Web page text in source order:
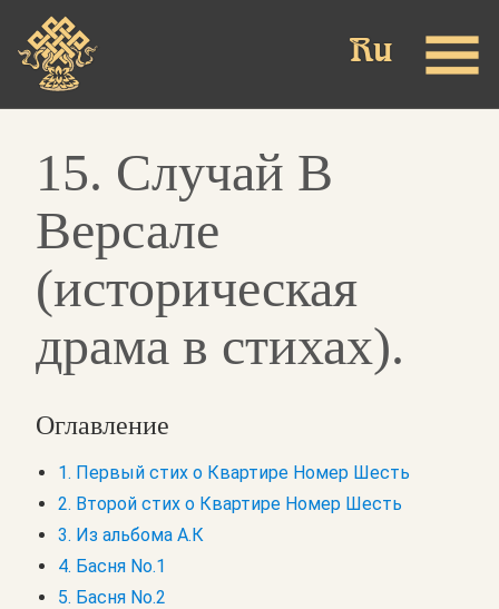
main
content
15. Случай В
Версале
(историческая
драма в стихах).
Оглавление
1. Первый стих о Квартире Номер Шесть
2. Второй стих о Квартире Номер Шесть
3. Из альбома А.К
4. Басня No.1
5. Басня No.2